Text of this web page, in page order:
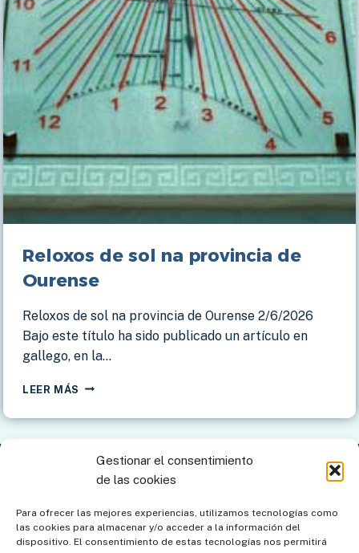
Gestionar el consentimiento
de las cookies
Para ofrecer las mejores experiencias, utilizamos tecnologías como
las cookies para almacenar y/o acceder a la información del
dispositivo. El consentimiento de estas tecnologías nos permitirá
Reloxos de sol na provincia de
Ourense
Reloxos de sol na provincia de Ourense 2/6/2026
Bajo este título ha sido publicado un artículo en
gallego, en la…
LEER MÁS RELOXOS
SOL
OURENSEAviso legal
Política de cookies Mapa del sitio
Política de cookies (UE)